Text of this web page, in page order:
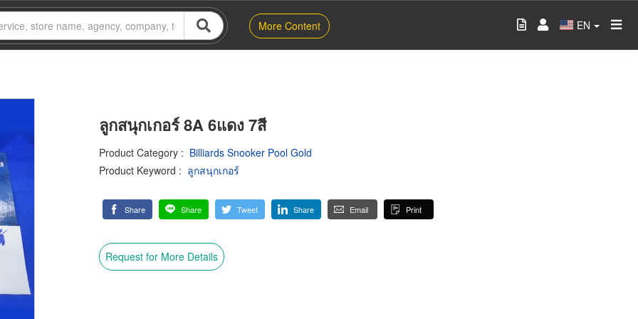
More Content EN
ลูกสนุกเกอร์ 8A 6แดง 7สี
Product Category : Billiards Snooker Pool Gold
Product Keyword : ลูกสนุกเกอร์
Share Share Tweet Share Email Print
Request for More Details